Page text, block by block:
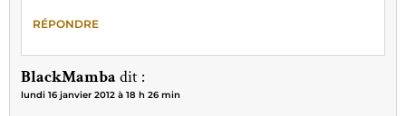
RÉPONDRE
BlackMamba dit :
lundi 16 janvier 2012 à 18 h 26 min